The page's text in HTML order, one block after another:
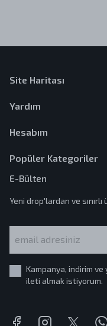
Site Haritası
Yardım
Hesabım
Popüler Kategoriler
E-Bülten
Yeni drop'lardan ve
Kampanya, indirim
ileti almak istiyorum.